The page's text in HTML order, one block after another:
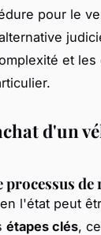
pour le
et les
d'un
processus de
l'état peut
étapes clés,